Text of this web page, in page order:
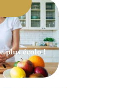
plus écolo !